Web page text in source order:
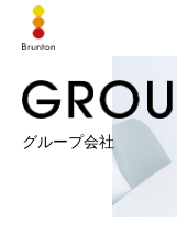
グループ会社